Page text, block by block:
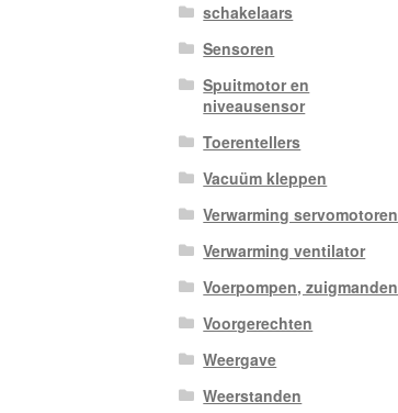
schakelaars
Sensoren
Spuitmotor en
niveausensor
Toerentellers
Vacuüm kleppen
Verwarming servomotoren
Verwarming ventilator
Voerpompen, zuigmanden
Voorgerechten
Weergave
Weerstanden